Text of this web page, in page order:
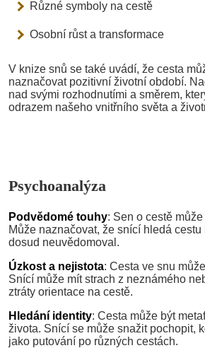
Různé symboly na cestě
Osobní růst a transformace
V knize snů se také uvádí, že cesta
naznačovat pozitivní životní období.
nad svými rozhodnutími a směrem,
odrazem našeho vnitřního světa a
Psychoanalýza
Podvědomé touhy: Sen o cestě
Může naznačovat, že snící hledá
dosud neuvědomoval.
Úzkost a nejistota: Cesta ve snu
Snící může mít strach z neznámého
ztráty orientace na cestě.
Hledání identity: Cesta může být
života. Snící se může snažit pochopit,
jako putování po různých cestách.